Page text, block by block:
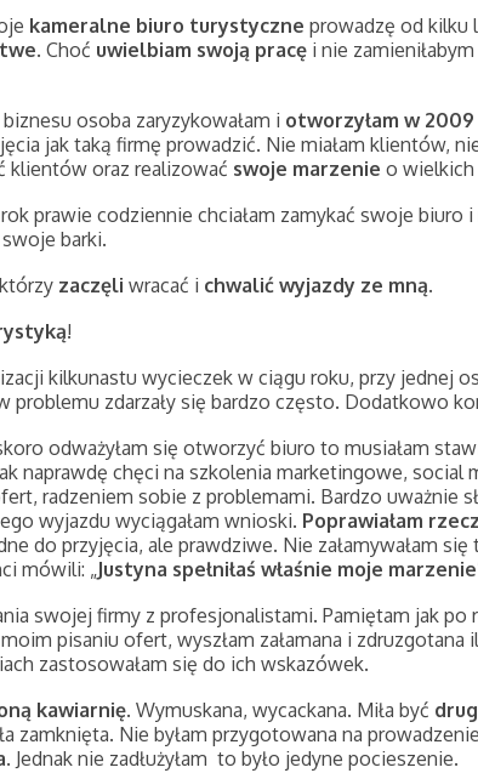
kameralne biuro turystyczne prowadzę od kilku
. Choć uwielbiam swoją pracę i nie
osoba zaryzykowałam i otworzyłam w 2009
jak taką firmę prowadzić. Nie miałam klientów,
klientów oraz realizować swoje marzenie o wielkich
prawie codziennie chciałam zamykać swoje
barki.
zaczęli wracać i chwalić wyjazdy ze mną.
!
kilkunastu wycieczek w ciągu roku, przy jednej
problemu zdarzały się bardzo często. Dodatkowo
odważyłam się otworzyć biuro to musiałam
naprawdę chęci na szkolenia marketingowe, social
radzeniem sobie z problemami. Bardzo uważnie
wyjazdu wyciągałam wnioski. Poprawiałam
do przyjęcia, ale prawdziwe. Nie załamywałam
mówili: „Justyna spełniłaś właśnie moje marzenie
swojej firmy z profesjonalistami. Pamiętam jak po
pisaniu ofert, wyszłam załamana i zdruzgotana
zastosowałam się do ich wskazówek.
kawiarnię. Wymuskana, wycackana. Miła być
zamknięta. Nie byłam przygotowana na
. Jednak nie zadłużyłam to było jedyne pocieszenie.